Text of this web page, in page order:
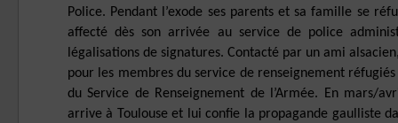
Police. Pendant l’exode ses parents et sa famille se
affecté dès son arrivée au service de police
légalisations de signatures. Contacté par un ami
pour les membres du service de renseignement
du Service de Renseignement de l’Armée. En mars/
arrive à Toulouse et lui confie la propagande gaulliste